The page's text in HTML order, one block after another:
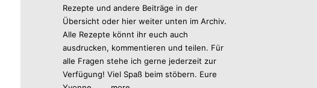
Rezepte und andere Beiträge in der
Übersicht oder hier weiter unten im Archiv.
Alle Rezepte könnt ihr euch auch
ausdrucken, kommentieren und teilen. Für
alle Fragen stehe ich gerne jederzeit zur
Verfügung! Viel Spaß beim stöbern. Eure